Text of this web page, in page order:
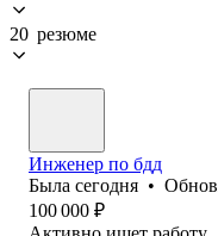
20 резюме
Инженер по бдд
Была сегодня •
100 000 ₽